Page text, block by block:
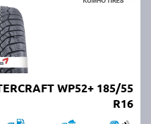
WP52+ 185/55
R16